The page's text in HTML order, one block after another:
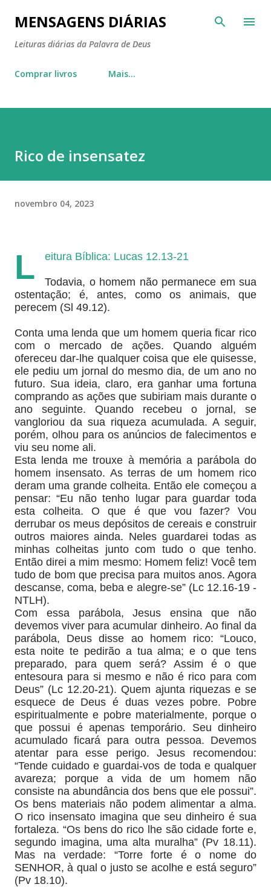
Pular para o conteúdo principal
MENSAGENS DIÁRIAS
Leituras diárias da Palavra de Deus
Comprar livros Mais…
Rico de insensatez
novembro 04, 2023
L eitura Bíblica: Lucas 12.13-21
Todavia, o homem não permanece em sua
ostentação; é, antes, como os animais, que
perecem (Sl 49.12).
Conta uma lenda que um homem queria ficar rico
com o mercado de ações. Quando alguém
ofereceu dar-lhe qualquer coisa que ele quisesse,
ele pediu um jornal do mesmo dia, de um ano no
futuro. Sua ideia, claro, era ganhar uma fortuna
comprando as ações que subiriam mais durante o
ano seguinte. Quando recebeu o jornal, se
vangloriou da sua riqueza acumulada. A seguir,
porém, olhou para os anúncios de falecimentos e
viu seu nome ali.
Esta lenda me trouxe à memória a parábola do
homem insensato. As terras de um homem rico
deram uma grande colheita. Então ele começou a
pensar: “Eu não tenho lugar para guardar toda
esta colheita. O que é que vou fazer? Vou
derrubar os meus depósitos de cereais e construir
outros maiores ainda. Neles guardarei todas as
minhas colheitas junto com tudo o que tenho.
Então direi a mim mesmo: Homem feliz! Você tem
tudo de bom que precisa para muitos anos. Agora
descanse, coma, beba e alegre-se” (Lc 12.16-19 -
NTLH).
Com essa parábola, Jesus ensina que não
devemos viver para acumular dinheiro. Ao final da
parábola, Deus disse ao homem rico: “Louco,
esta noite te pedirão a tua alma; e o que tens
preparado, para quem será? Assim é o que
entesoura para si mesmo e não é rico para com
Deus” (Lc 12.20-21). Quem ajunta riquezas e se
esquece de Deus é duas vezes pobre. Pobre
espiritualmente e pobre materialmente, porque o
que possui é apenas temporário. Seu dinheiro
acumulado ficará para outra pessoa. Devemos
atentar para esse perigo. Jesus recomendou:
“Tende cuidado e guardai-vos de toda e qualquer
avareza; porque a vida de um homem não
consiste na abundância dos bens que ele possui”.
Os bens materiais não podem alimentar a alma.
O rico insensato imagina que seu dinheiro é sua
fortaleza. “Os bens do rico lhe são cidade forte e,
segundo imagina, uma alta muralha” (Pv 18.11).
Mas na verdade: “Torre forte é o nome do
SENHOR, à qual o justo se acolhe e está seguro”
(Pv 18.10).